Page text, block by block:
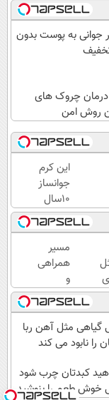
جوانی به پوست بدون
چروک های
روش امن
این کرم
جوانساز
10سال
سنتو
کم
میکنه
(با
تخفیف
ویژه)
مسیر
همراهی
و
گزارش
عملکرد
گروه
اسنپ
۱۴۰۴
گیاهی مثل آهن ربا
را نابود می کند
کبدتان چرب شود
خوش طعم را بنوشید